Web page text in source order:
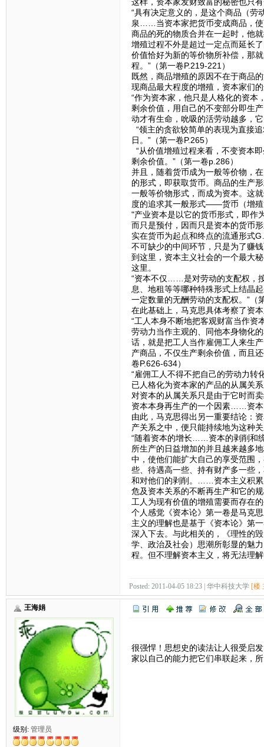
“具有决定意义的，是这个商品（劳
泉……当资本家把货币变成商品，使
商品的死的物质合并在一起时，他
增殖过程不外是超过一定点而延长
价值恰好为新的等价物所补偿，那
程。”（第一卷P.219-221）
既然，商品增殖的原因不在于商品
现商品最大程度的增殖，资本家们
“作为资本家，他只是人格化的资本
剩余价值，用自己的不变部分即生
动才有生命，吮吸的活劳动越多，
“领主的贪欲较简单的表现为直接
日。”（第一卷P.265）
“从价值增殖过程来看，不变资本
剩余价值。”（第一卷p.286）
并且，随着货币成为一般等价物，
的形式，即获取货币。商品的生产
一般等价物形式，而成为资本。这
度的追求其一般形式——货币（增
"产业资本是以它的货币形式，即作
而只是预付，因而只是资本的货币
实在货币为起点和终点的流通形式
不可缺少的中间环节，只是为了赚
到这里，资本主义社会的一个最大
这里。
“资本不仅……是对劳动的支配权，
息、地租等等哪种特殊形式上结晶
一定数量的无酬劳动的支配权。”（
在此基础上，马克思具体考察了资
“工人本身不断地把客观财富当作资
劳动力当作主观的、同他本身物化
话，就是把工人当作雇佣工人来生
产商品，不仅生产剩余价值，而且
卷P.626-634）
“雇佣工人不得不把自己的劳动力转
已人格化为资本家的产品的从属关
对资本的从属关系只是由于它时而
资本本身再生产的一个因素……资本
由此，马克思得出另一重要结论：
产关系之中，便只能持续地为这种
“随着资本的增长……资本的剥削和
所生产的日益增加的并且越来越多
中，使他们能扩大自己的享受范围
些、待遇高一些、持有财产多一些
和对他们的剥削。……资本主义积累
危及资本关系的不断再生产和它的
工人为现有价值的增殖需要而存在
个人感觉《资本论》第一卷是马克
主义的理解也是基于《资本论》第
深入下去。与此相关的，《理性的
学、政治及社会）思潮所彰显的魅
程。但不理解资本主义，将无法理
Posted: 2011-04-05 18:23 | 华中科技大学 [楼
王海娟
级别: 管理员
很强悍！思想史的读法让人很受启
家以自己的能力把它们串联起来，